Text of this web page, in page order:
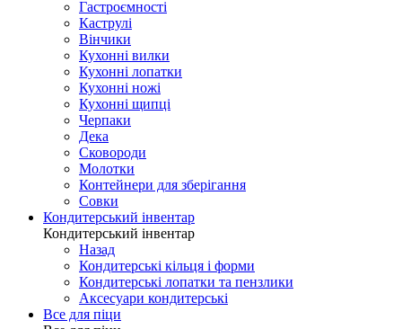
Гастроємності
Каструлі
Вінчики
Кухонні вилки
Кухонні лопатки
Кухонні ножі
Кухонні щипці
Черпаки
Дека
Сковороди
Молотки
Контейнери для зберігання
Совки
Кондитерський інвентар
Кондитерський інвентар
Назад
Кондитерські кільця і форми
Кондитерські лопатки та пензлики
Аксесуари кондитерські
Все для піци